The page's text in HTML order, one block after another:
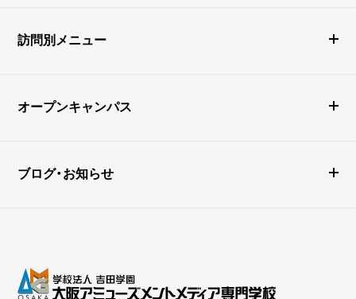
訪問別メニュー
オープンキャンパス
ブログ・お知らせ